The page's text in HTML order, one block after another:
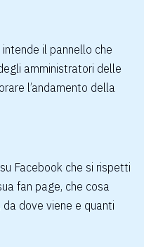
intende il pannello che
amministratori delle
l’andamento della
Facebook che si rispetti
fan page, che cosa
dove viene e quanti